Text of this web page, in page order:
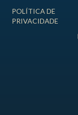
POLÍTICA DE
PRIVACIDADE